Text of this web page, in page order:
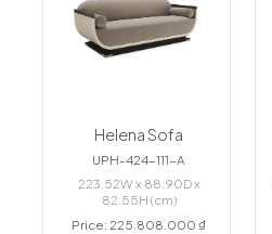
Helena Sofa
UPH-424-111-A
223.52W x 88.90D x
82.55H (cm)
Price: 225.808.000 ₫